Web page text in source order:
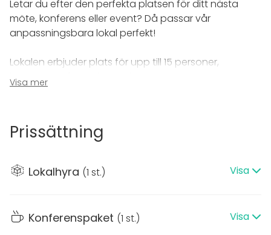
Letar du efter den perfekta platsen för ditt nästa
möte, konferens eller event? Då passar vår
anpassningsbara lokal perfekt!
Lokalen erbjuder plats för upp till 15 personer,
beroende på hur den möbleras. Den är
anpassningsbar för olika typer av arrangemang –
inkluderar en storbildskärm, whiteboard och snabbt
Vi erbjuder även ett mindre grupprum för upp till 6
breakout room.
Visa mer
Prissättning
Lokalhyra (1 st.) Visa
Konferenspaket (1 st.) Visa